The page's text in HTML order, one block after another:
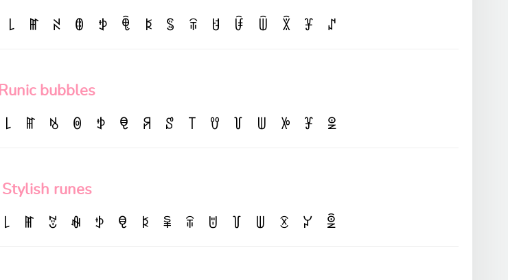
꒒ ꂵ ꋊ ꂦ ꉣ ꁷ ꌅ ꌚ ꋖ ꐇ ꀰ ꅏ ꇒ ꐞ ꁴ
Runic bubbles
꒒ ꂵ ꂚ ꉻ ꉣ ꋠ ꋪ ꑄ ꓄ ꀎ ꒦ ꅐ ꉼ ꐞ ꑓ
Stylish runes
꒒ ꂵ ꃔ ꊿ ꉣ ꋠ ꌅ ꈜ ꋖ ꌈ ꒦ ꅐ ꉤ ꐔ ꑒ